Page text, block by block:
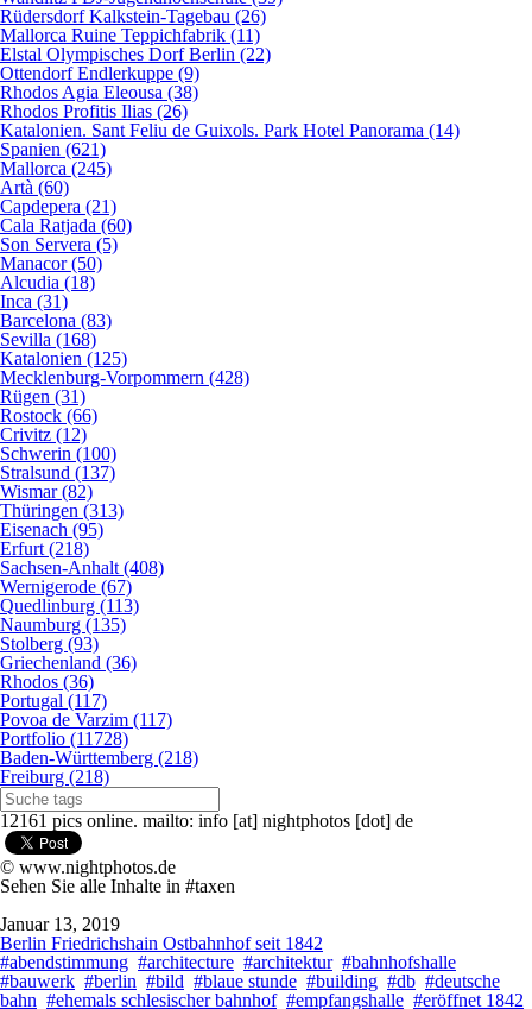
Rüdersdorf Kalkstein-Tagebau (26)
Mallorca Ruine Teppichfabrik (11)
Elstal Olympisches Dorf Berlin (22)
Ottendorf Endlerkuppe (9)
Rhodos Agia Eleousa (38)
Rhodos Profitis Ilias (26)
Katalonien. Sant Feliu de Guixols. Park Hotel Panorama (14)
Spanien (621)
Mallorca (245)
Artà (60)
Capdepera (21)
Cala Ratjada (60)
Son Servera (5)
Manacor (50)
Alcudia (18)
Inca (31)
Barcelona (83)
Sevilla (168)
Katalonien (125)
Mecklenburg-Vorpommern (428)
Rügen (31)
Rostock (66)
Crivitz (12)
Schwerin (100)
Stralsund (137)
Wismar (82)
Thüringen (313)
Eisenach (95)
Erfurt (218)
Sachsen-Anhalt (408)
Wernigerode (67)
Quedlinburg (113)
Naumburg (135)
Stolberg (93)
Griechenland (36)
Rhodos (36)
Portugal (117)
Povoa de Varzim (117)
Portfolio (11728)
Baden-Württemberg (218)
Freiburg (218)
12161 pics online. mailto: info [at] nightphotos [dot] de
© www.nightphotos.de
Sehen Sie alle Inhalte in #taxen
Januar 13, 2019
Berlin Friedrichshain Ostbahnhof seit 1842
#abendstimmung #architecture #architektur #bahnhofshalle
#bauwerk #berlin #bild #blaue stunde #building #db #deutsche
bahn #ehemals schlesischer bahnhof #empfangshalle #eröffnet 1842